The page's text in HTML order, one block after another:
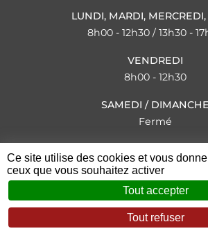
LUNDI, MARDI,
8h00 - 12h30 / 13h30 -
VENDREDI
8h00 - 12h30
SAMEDI / DIMANCHE
Fermé
Lundi au vendredi : 8h00 -
Ce site utilise des cookies et vous
ceux que vous souhaitez activer
Tout accepter
Tout refuser